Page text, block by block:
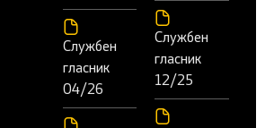
Службен
гласник
04/26
Службен
гласник
12/25